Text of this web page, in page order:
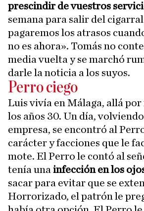
prescindir de vuestros
semana para salir del cigarral
pagaremos los atrasos
no es ahora». Tomás no
media vuelta y se marchó
darle la noticia a los suyos.
Perro ciego
Luis vivía en Málaga, allá por
los años 30. Un día, volviendo
empresa, se encontró al
carácter y facciones que le
mote. El Perro le contó al
tenía una infección en los
sacar para evitar que se
Horrorizado, el patrón le